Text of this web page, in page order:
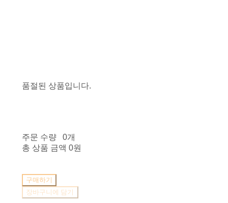
품절된 상품입니다.
주문 수량
0개
총 상품 금액 0원
구매하기
장바구니에 담기